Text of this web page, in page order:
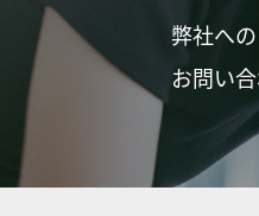
弊社へ
お問い